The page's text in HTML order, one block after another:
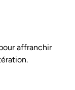
affranchir